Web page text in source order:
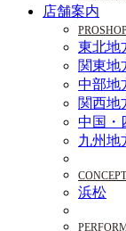
店舗案内
東北地
関東地
中部地
関西地
中国・
九州地
浜松